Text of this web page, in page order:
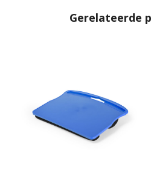
Gerelateerde